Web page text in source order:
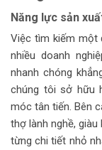
Năng lực sản
Việc tìm kiếm một
nhiều doanh
nhanh chóng
chúng tôi sở hữu
móc tân tiến. Bên
thợ lành nghề,
từng chi tiết nhỏ